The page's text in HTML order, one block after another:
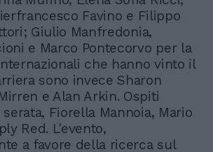
Favino e Filippo
Giulio Manfredonia,
e Marco Pontecorvo per la
che hanno vinto il
sono invece Sharon
e Alan Arkin. Ospiti
Fiorella Mannoia, Mario
Red. L'evento,
a favore della ricerca sul